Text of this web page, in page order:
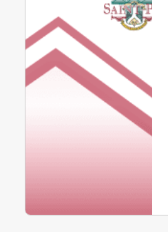
artisan
industriel